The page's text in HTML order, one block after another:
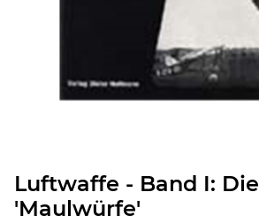
Luftwaffe - Band I: Die
'Maulwürfe'